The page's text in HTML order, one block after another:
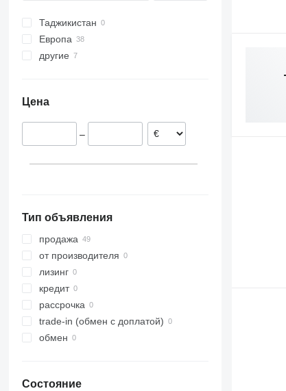
Таджикистан
Европа
Германия
Дания
Польша
другие
Цена
–
Тип объявления
продажа
от производителя
лизинг
кредит
рассрочка
trade-in (обмен с доплатой)
обмен
Состояние